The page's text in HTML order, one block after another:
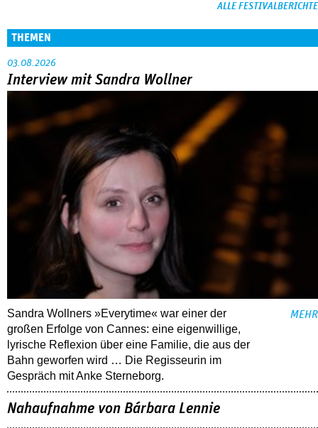
ALLE FESTIVALBERICHTE
THEMEN
03.08.2026
Interview mit Sandra Wollner
Sandra Wollners »Everytime« war einer der
großen Erfolge von Cannes: eine eigenwillige,
lyrische Reflexion über eine ­Familie, die aus der
Bahn geworfen wird … Die Regisseurin im
Gespräch mit Anke Sterneborg.
MEHR
Nahaufnahme von Bárbara Lennie